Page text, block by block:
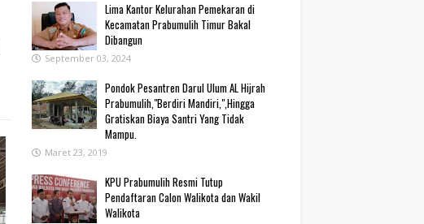
Lima Kantor Kelurahan Pemekaran di
Kecamatan Prabumulih Timur Bakal
Dibangun
September 03, 2024
Pondok Pesantren Darul Ulum AL Hijrah
Prabumulih,"Berdiri Mandiri,",Hingga
Gratiskan Biaya Santri Yang Tidak
Mampu.
Maret 23, 2019
KPU Prabumulih Resmi Tutup
Pendaftaran Calon Walikota dan Wakil
Walikota